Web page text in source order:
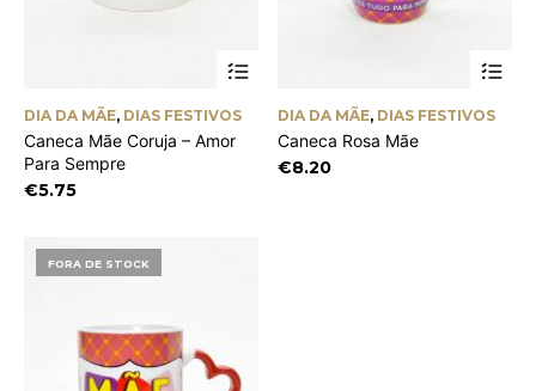
DIA DA MÃE, DIAS FESTIVOS
Caneca Mãe Coruja – Amor
Para Sempre
€5.75
DIA DA MÃE, DIAS FESTIVOS
Caneca Rosa Mãe
€8.20
FORA DE STOCK